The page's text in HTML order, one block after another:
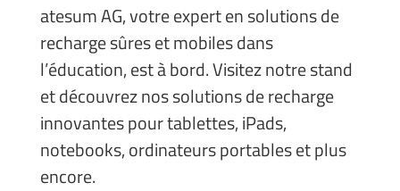
atesum AG, votre expert en solutions de
recharge sûres et mobiles dans
l’éducation, est à bord. Visitez notre stand
et découvrez nos solutions de recharge
innovantes pour tablettes, iPads,
notebooks, ordinateurs portables et plus
encore.